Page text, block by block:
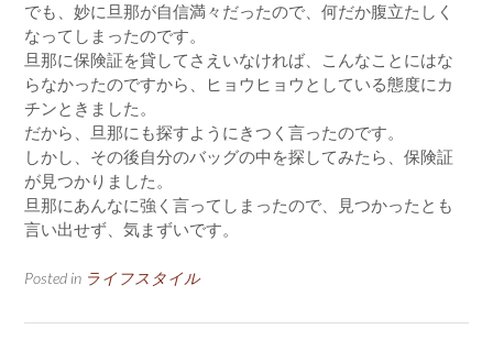
でも、妙に旦那が自信満々だったので、何だか腹立たしく
なってしまったのです。
旦那に保険証を貸してさえいなければ、こんなことにはな
らなかったのですから、ヒョウヒョウとしている態度にカ
チンときました。
だから、旦那にも探すようにきつく言ったのです。
しかし、その後自分のバッグの中を探してみたら、保険証
が見つかりました。
旦那にあんなに強く言ってしまったので、見つかったとも
言い出せず、気まずいです。
Posted in ライフスタイル